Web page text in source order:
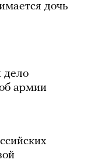
дочь
дело
армии